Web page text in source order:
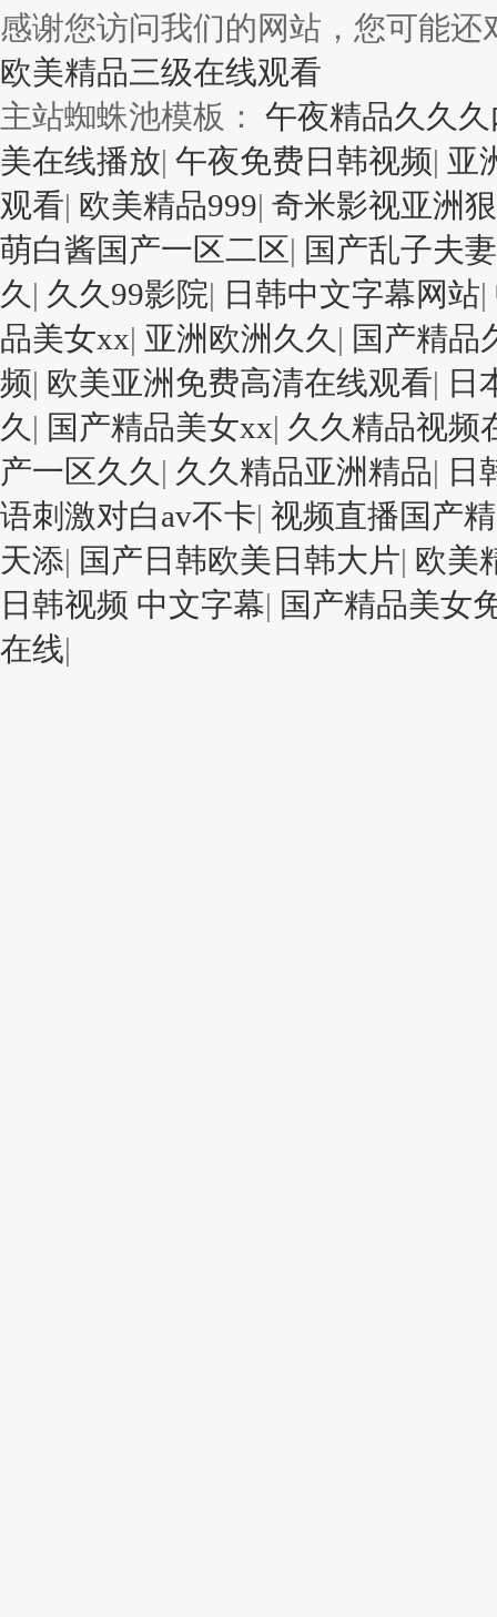
感谢您访问我们的网站，您可能还
欧美精品三级在线观看
主站蜘蛛池模板： 午夜精品久久
美在线播放| 午夜免费日韩视频| 亚
观看| 欧美精品999| 奇米影视亚洲
萌白酱国产一区二区| 国产乱子夫
久 | 久久99影院| 日韩中文字幕网站|
品美女xx| 亚洲欧洲久久 | 国产精品
频| 欧美亚洲免费高清在线观看| 日
久 | 国产精品美女xx| 久久精品视频
产一区久久 | 久久精品亚洲精品| 日
语刺激对白av不卡| 视频直播国产
天添| 国产日韩欧美日韩大片| 欧美
日韩视频 中文字幕| 国产精品美女
在线|